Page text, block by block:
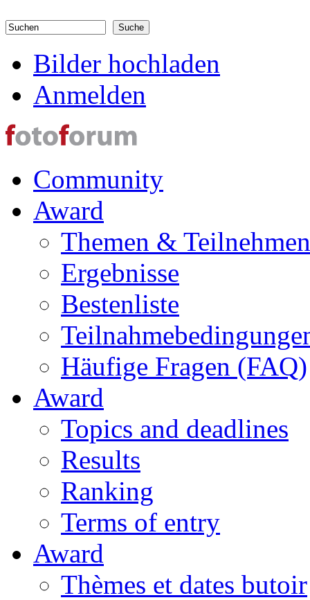
Suchformular
Bilder hochladen
Anmelden
Community
Award
Themen & Teilnehmen
Ergebnisse
Bestenliste
Häufige Fragen (FAQ)
Award
Topics and deadlines
Results
Ranking
Terms of entry
Award
Thèmes et dates butoir